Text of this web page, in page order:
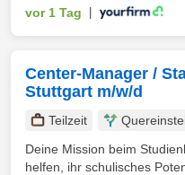
vor 1 Tag
Center-Manager /
Stuttgart m/w/d
Teilzeit
Deine Mission beim
helfen, ihr schulisches